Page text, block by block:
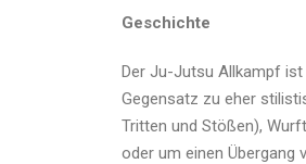
Geschichte
Der Ju-Jutsu Allkampf
Gegensatz zu eher
Tritten und Stößen),
oder um einen Übergang